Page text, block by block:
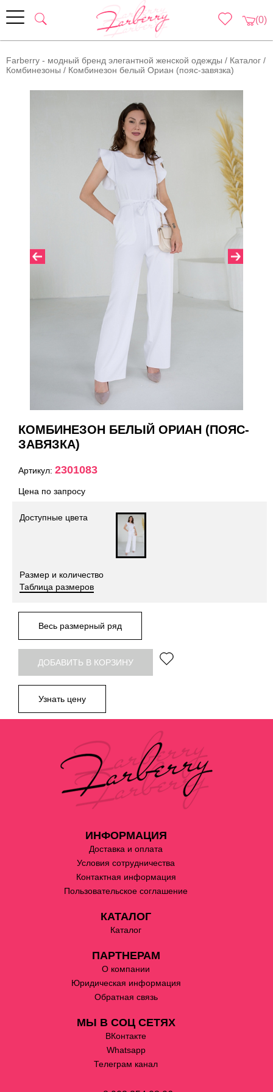
(0)
Farberry - модный бренд элегантной женской одежды / Каталог /
Комбинезоны / Комбинезон белый Ориан (пояс-завязка)
КОМБИНЕЗОН БЕЛЫЙ ОРИАН (ПОЯС-
ЗАВЯЗКА)
Артикул: 2301083
Цена по запросу
Доступные цвета
Размер и количество
Таблица размеров
Весь размерный ряд
ДОБАВИТЬ В КОРЗИНУ
Узнать цену
ИНФОРМАЦИЯ
Доставка и оплата
Условия сотрудничества
Контактная информация
Пользовательское соглашение
КАТАЛОГ
Каталог
ПАРТНЕРАМ
О компании
Юридическая информация
Обратная связь
МЫ В СОЦ СЕТЯХ
ВКонтакте
Whatsapp
Телеграм канал